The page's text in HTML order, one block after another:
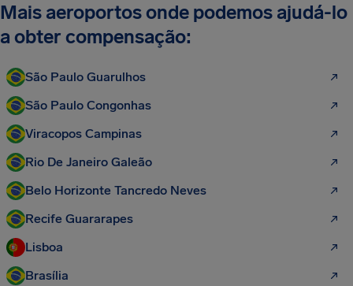
Mais aeroportos onde podemos ajudá-lo
a obter compensação:
São Paulo Guarulhos
São Paulo Congonhas
Viracopos Campinas
Rio De Janeiro Galeão
Belo Horizonte Tancredo Neves
Recife Guararapes
Lisboa
Brasília